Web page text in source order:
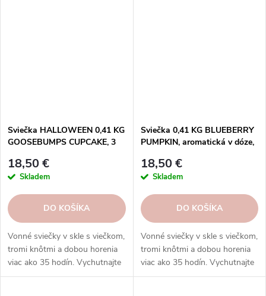
Sviečka HALLOWEEN 0,41 KG
GOOSEBUMPS CUPCAKE, 3
18,50 €
Skladem
DO KOŠÍKA
Vonné sviečky v skle s viečkom,
tromi knôtmi a dobou horenia
viac ako 35 hodín. Vychutnajte
si rozmanitosť vôní a
Sviečka 0,41 KG BLUEBERRY
PUMPKIN, aromatická v dóze,
18,50 €
Skladem
DO KOŠÍKA
Vonné sviečky v skle s viečkom,
tromi knôtmi a dobou horenia
viac ako 35 hodín. Vychutnajte
si rozmanitosť vôní a